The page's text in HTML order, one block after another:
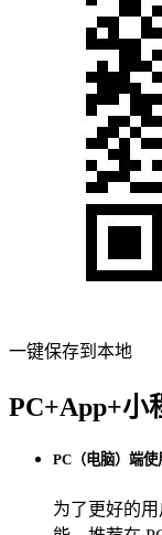
一键保存到本地
PC+App+小
PC（电脑）端使
为了更好的